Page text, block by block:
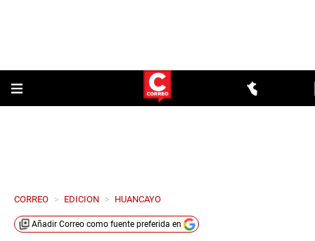
CORREO > EDICION > HUANCAYO
Añadir Correo como fuente preferida en